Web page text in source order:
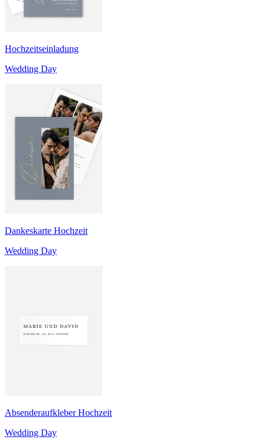
Hochzeitseinladung
Wedding Day
Dankeskarte Hochzeit
Wedding Day
Absenderaufkleber Hochzeit
Wedding Day